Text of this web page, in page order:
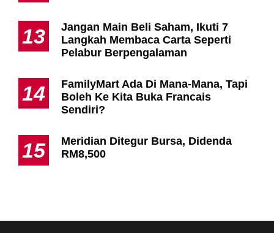
13
Jangan Main Beli Saham, Ikuti 7
Langkah Membaca Carta Seperti
Pelabur Berpengalaman
14
FamilyMart Ada Di Mana-Mana, Tapi
Boleh Ke Kita Buka Francais
Sendiri?
15
Meridian Ditegur Bursa, Didenda
RM8,500